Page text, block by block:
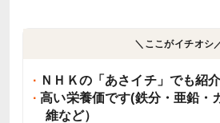
＼ここがイチオシ
ＮＨＫの「あさイチ」でも紹
高い栄養価です(鉄分・亜鉛・
維など）